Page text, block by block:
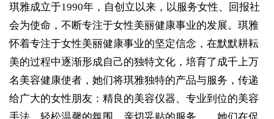
琪雅成立于1990年，自创立以来，以服务女性、回报社
会为使命，不断专注于女性美丽健康事业的发展。琪雅
怀着专注于女性美丽健康事业的坚定信念，在默默耕耘
美的过程中逐渐形成自己的独特文化，培育了成千上万
名美容健康使者，她们将琪雅独特的产品与服务，传递
给广大的女性朋友：精良的美容仪器、专业到位的美容
手法、轻松温馨的氛围、亲切妥贴的服务……她们在促